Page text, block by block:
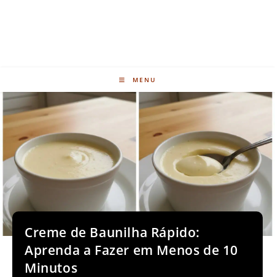
MENU
Creme de Baunilha Rápido:
Aprenda a Fazer em Menos de 10
Minutos